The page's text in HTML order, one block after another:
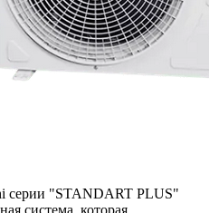
серии "STANDART PLUS"
система, которая